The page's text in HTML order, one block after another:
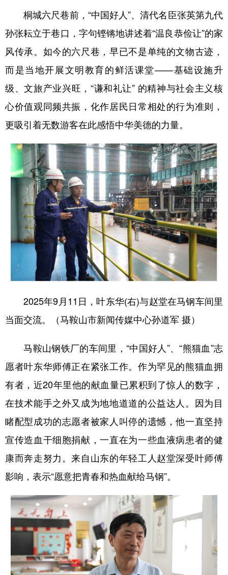
陕西 甘肃 青海 宁夏
多语种频道
English Español Français عربى
Русский язык 日本語
Deutsch Português
桐城六尺巷前，“中国好人”、清代名臣张英第九代
孙张耘立于巷口，字句铿锵地讲述着“温良恭俭让”的家
风传承。如今的六尺巷，早已不是单纯的文物古迹，
而是当地开展文明教育的鲜活课堂——基础设施升
级、文旅产业兴旺，“谦和礼让” 的精神与社会主义核
心价值观同频共振，化作居民日常相处的行为准则，
更吸引着无数游客在此感悟中华美德的力量。
2025年9月11日，叶东华(右)与赵堂在马钢车间里
当面交流。（马鞍山市新闻传媒中心孙道军 摄）
马鞍山钢铁厂的车间里，“中国好人”、“熊猫血”志
愿者叶东华师傅正在紧张工作。作为罕见的熊猫血拥
有者，近20年里他的献血量已累积到了惊人的数字，
在技术能手之外又成为地地道道的公益达人。因为目
睹配型成功的志愿者被家人叫停的遗憾，他一直坚持
宣传造血干细胞捐献，一直在为一些血液病患者的健
康而奔走努力。来自山东的年轻工人赵堂深受叶师傅
影响，表示“愿意把青春和热血献给马钢”。